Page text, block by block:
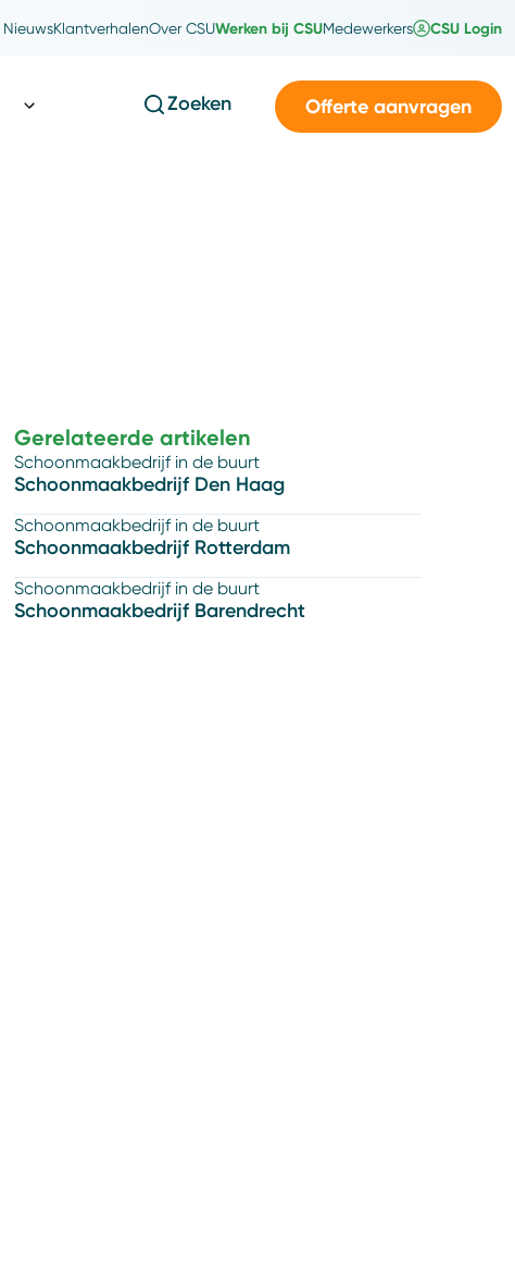
NieuwsKlantverhalenOver CSUWerken bij CSUMedewerkers CSU Login
Zoeken Offerte aanvragen
Gerelateerde artikelen
Schoonmaakbedrijf in de buurt
Schoonmaakbedrijf Den Haag
Schoonmaakbedrijf in de buurt
Schoonmaakbedrijf Rotterdam
Schoonmaakbedrijf in de buurt
Schoonmaakbedrijf Barendrecht